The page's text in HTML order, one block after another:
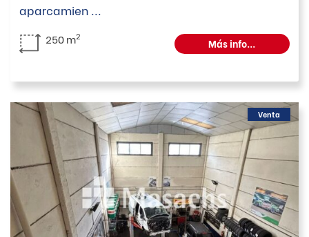
aparcamien ...
250 m2 Más info...
Venta